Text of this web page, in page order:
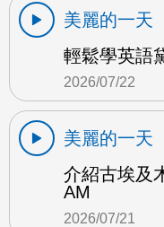
美麗的一天
輕鬆學英語
2026/07/22
美麗的一天
介紹古埃及
AM
2026/07/21